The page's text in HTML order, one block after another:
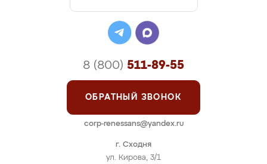
г. Сходня
ул. Кирова, 3/1
8 (800) 511-89-55
ОБРАТНЫЙ ЗВОНОК
corp-renessans@yandex.ru